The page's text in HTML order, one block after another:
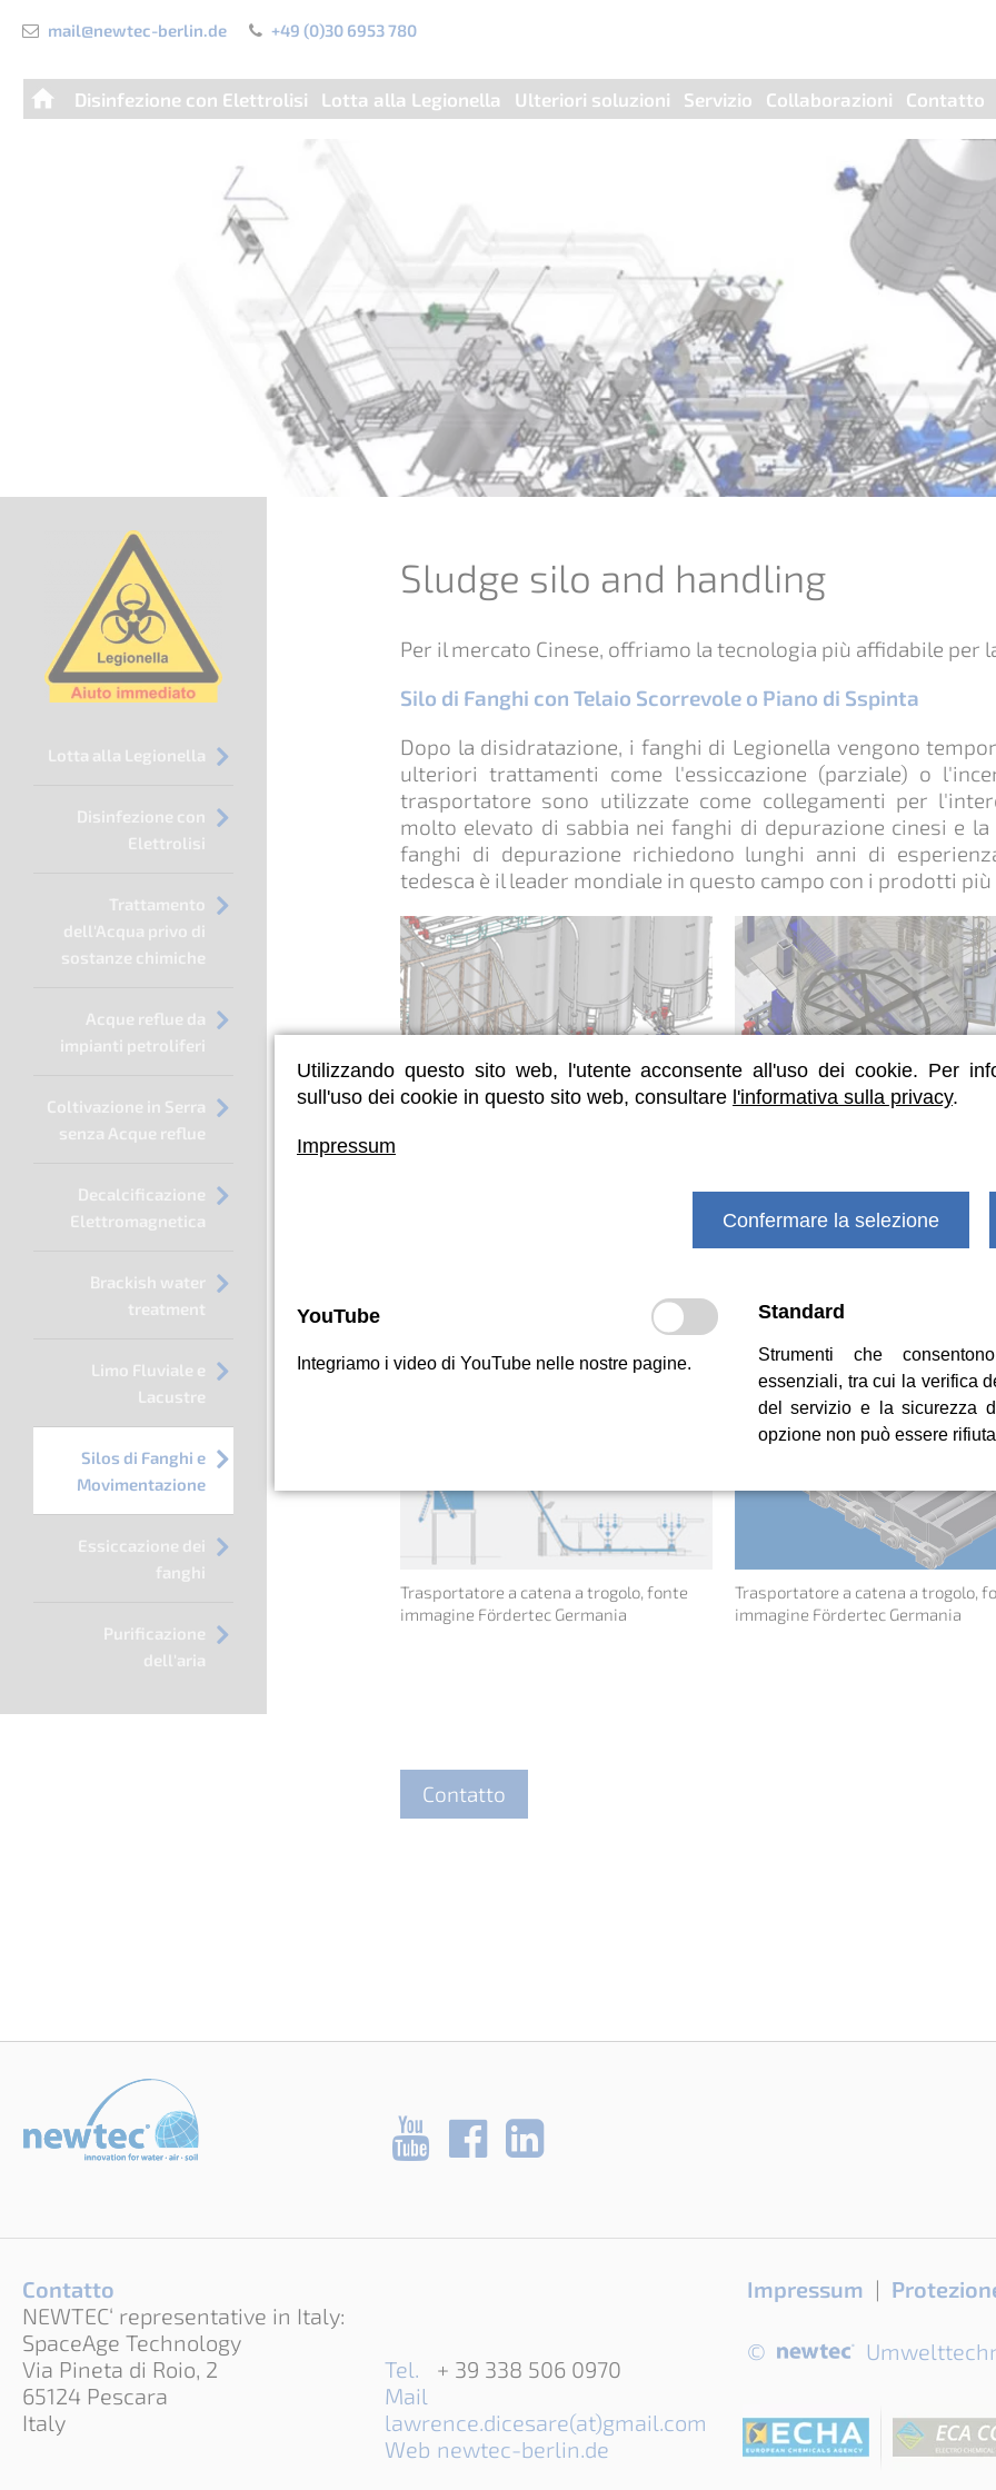
mail@newtec-berlin.de +49 (0)30 6953 780
Salta Disinfezione con Elettrolisi Lotta alla Legionella Ulteriori soluzioni Servizio Collaborazioni Contatto
Sludge silo and handling
Per il mercato Cinese, offriamo la tecnologia più affidabile per
Silo di Fanghi con Telaio Scorrevole o Piano di Sspinta
Dopo la disidratazione, i fanghi di Legionella vengono
ulteriori trattamenti come l'essiccazione (parziale) o
trasportatore sono utilizzate come collegamenti per
molto elevato di sabbia nei fanghi di depurazione cinesi e
fanghi di depurazione richiedono lunghi anni di
tedesca è il leader mondiale in questo campo con i prodotti
Silos con telaio scorrevole, Fonte: Saxlund
Struttura scorrevole sul fondo di
Soprattutto per i fanghi di depurazione duri e collosi
trasportatori a catena robusti e placcati in acciaio offrono il
Trasportatore a catena a trogolo, fonte
immagine Fördertec Germania
Trasportatore a catena a trogolo,
immagine Fördertec Germania
Contatto
navigazione
Lotta alla Legionella
Disinfezione con
Elettrolisi
Trattamento
dell'Acqua privo di
sostanze chimiche
Acque reflue da
impianti petroliferi
Coltivazione in Serra
senza Acque reflue
Decalcificazione
Elettromagnetica
Brackish water
treatment
Limo Fluviale e
Lacustre
Silos di Fanghi e
Movimentazione
Essiccazione dei
fanghi
Purificazione
dell'aria
Contatto
NEWTEC‘ representative in Italy:
SpaceAge Technology
Via Pineta di Roio, 2
65124 Pescara
Italy
Tel.
+ 39 338 506 0970
Mail
lawrence.dicesare(at)gmail.com
Web newtec-berlin.de
Salta
navigazione
Impressum
©
Utilizzando questo sito web, l'utente acconsente all'uso dei cookie. Per
sull'uso dei cookie in questo sito web, consultare l'informativa sulla privacy.
Impressum
Confermare la selezione
YouTube
Integriamo i video di YouTube nelle nostre pagine.
Standard
Strumenti che
essenziali, tra cui la verifica
del servizio e la sicurezza
opzione non può essere